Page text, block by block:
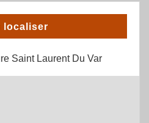
localiser
Saint Laurent Du Var